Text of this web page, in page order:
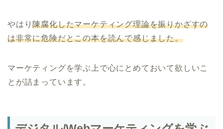
やはり陳腐化したマーケティング理論を振りかざすの
は非常に危険だとこの本を読んで感じました。
マーケティングを学ぶ上で心にとめておいて欲しいこ
とが詰まっています。